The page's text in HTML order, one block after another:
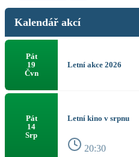
Kalendář akcí
Pát
19
Čvn
Letní akce 2026
Pát
14
Srp
Letní kino v srpnu
20:30